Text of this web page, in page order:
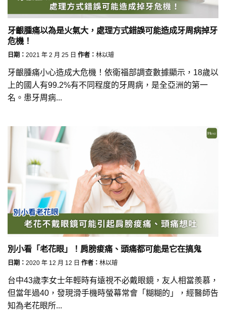
牙齦腫痛以為是火氣大，處理方式錯誤可能造成牙周病掉牙
危機！
日期： 2021 年 2 月 25 日 作者： 林以璿
牙齦腫痛小心造成大危機！依衛福部調查數據顯示，18歲以
上的國人有99.2%有不同程度的牙周病，是全亞洲的第一
名。患牙周病...
別小看「老花眼」！肩膀痠痛、頭痛都可能是它在搞鬼
日期： 2020 年 12 月 12 日 作者： 林以璿
台中43歲李女士年輕時有遠視不必戴眼鏡，友人相當羨慕，
但當年過40，發現滑手機時螢幕常會「糊糊的」，經醫師告
知為老花眼所...